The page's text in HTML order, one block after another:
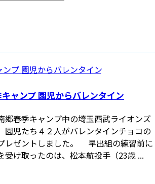
ャンプ 園児からバレンタイン
郷春季キャンプ中の埼玉西武ライオンズ
園児たち４２人がバレンタインチョコの
レゼントしました。 早出組の練習前に
受け取ったのは、松本航投手（23歳 ...